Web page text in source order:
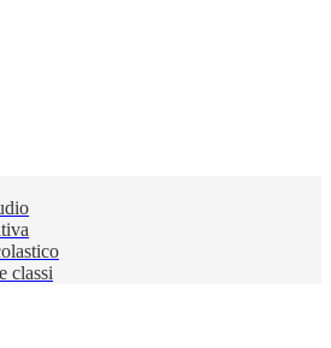
classi